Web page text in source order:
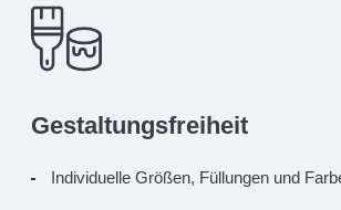
Gestaltungsfreiheit
Individuelle Größen, Füllungen und